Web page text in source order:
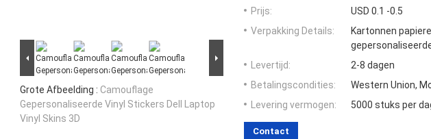
Grote Afbeelding : Camouflage
Gepersonaliseerde Vinyl Stickers Dell Laptop
Vinyl Skins 3D
Prijs:
USD 0.1 -0.5
Verpakking Details:
Kartonnen
Levertijd:
2-8 dagen
Betalingscondities:
Western Union,
Levering vermogen:
5000 stuks per
Contact